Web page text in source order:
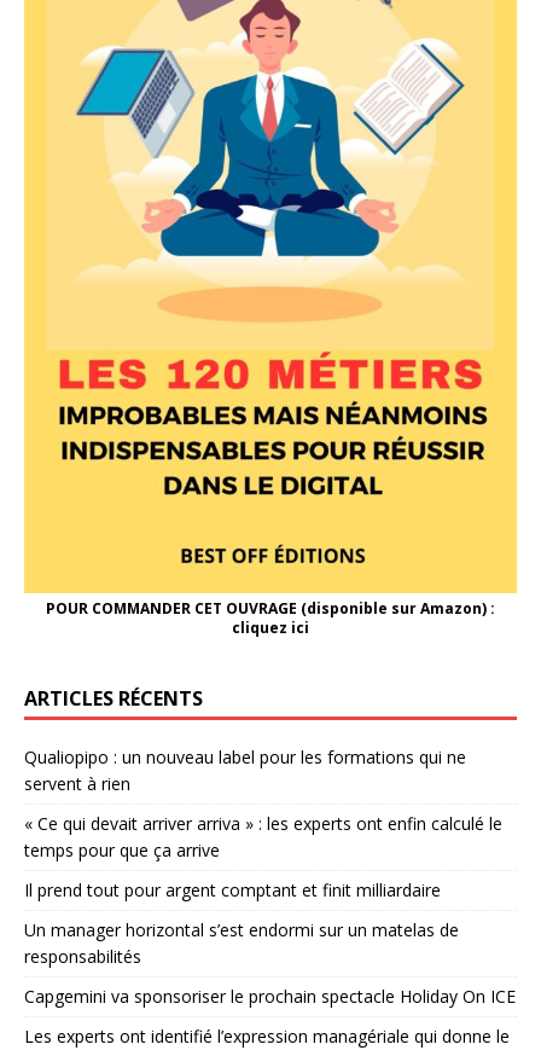
POUR COMMANDER CET OUVRAGE (disponible sur Amazon) :
cliquez ici
ARTICLES RÉCENTS
Qualiopipo : un nouveau label pour les formations qui ne
servent à rien
« Ce qui devait arriver arriva » : les experts ont enfin calculé le
temps pour que ça arrive
Il prend tout pour argent comptant et finit milliardaire
Un manager horizontal s’est endormi sur un matelas de
responsabilités
Capgemini va sponsoriser le prochain spectacle Holiday On ICE
Les experts ont identifié l’expression managériale qui donne le